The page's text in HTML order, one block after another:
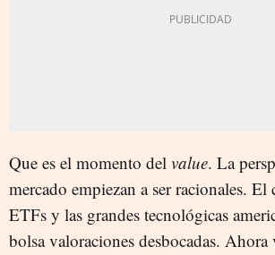
Que es el momento del value. La
mercado empiezan a ser racionales.
ETFs y las grandes tecnológicas
bolsa valoraciones desbocadas. Ahora